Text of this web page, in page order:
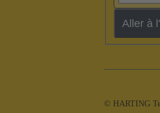
Aller à
© HARTING